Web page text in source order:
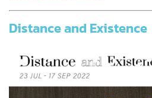
Distance and Existence